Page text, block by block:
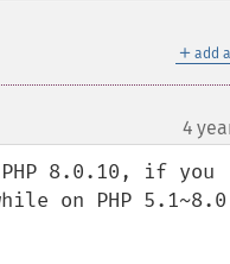
＋ add
4
8.0.10, if you
on PHP